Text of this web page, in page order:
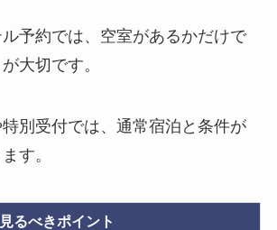
予約では、空室があるかだけで
大切です。
別受付では、通常宿泊と条件が
す。
見るべきポイント